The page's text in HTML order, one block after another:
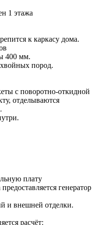
1 этажа
к каркасу дома.
400 мм.
пород.
с поворотно-откидной
отделываются
плату
генератор
и внешней отделки.
расчёт: